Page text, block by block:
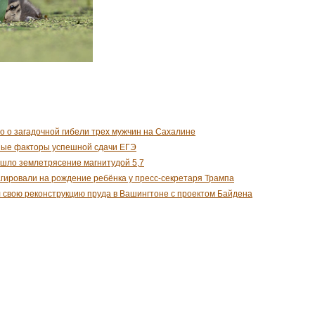
о загадочной гибели трех мужчин на Сахалине
факторы успешной сдачи ЕГЭ
землетрясение магнитудой 5,7
на рождение ребёнка у пресс-секретаря Трампа
реконструкцию пруда в Вашингтоне с проектом Байдена